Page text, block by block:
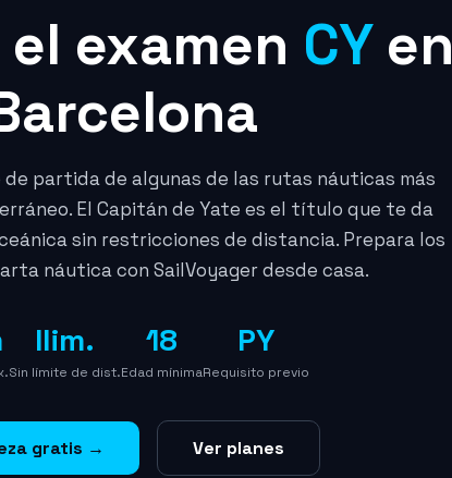
examen CYen
partida de algunas de las rutas náuticas más
El Capitán de Yate es el título que te da
sin restricciones de distancia. Prepara los
náutica con SailVoyager desde casa.
Ilim.
Sin límite de dist.
18
Edad mínima
PY
Requisito previo
gratis → Ver planes